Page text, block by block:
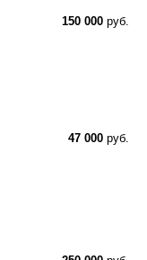
150 000 руб.
47 000 руб.